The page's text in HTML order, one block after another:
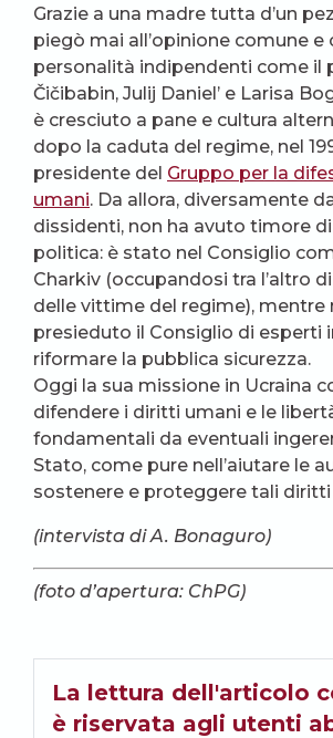
Grazie a una madre tutta d’un
piegò mai all’opinione comune e
personalità indipendenti come il
Čičibabin, Julij Daniel’ e Larisa
è cresciuto a pane e cultura
dopo la caduta del regime, nel
presidente del Gruppo per la
umani. Da allora, diversamente
dissidenti, non ha avuto timore
politica: è stato nel Consiglio
Charkiv (occupandosi tra l’altro
delle vittime del regime), mentre
presieduto il Consiglio di esperti
riformare la pubblica sicurezza.
Oggi la sua missione in Ucraina
difendere i diritti umani e le
fondamentali da eventuali
Stato, come pure nell’aiutare le
sostenere e proteggere tali diritti
(intervista di A. Bonaguro)
(foto d’apertura: ChPG)
La lettura dell'articolo
è riservata agli utenti